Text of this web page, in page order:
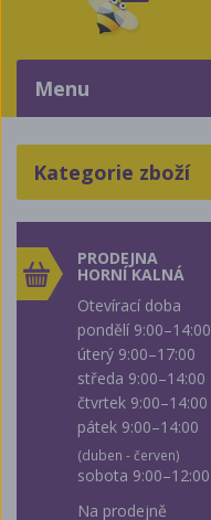
Menu
Kategorie zboží
PRODEJNA
HORNÍ KALNÁ
Otevírací doba
pondělí 9:00–14:00
úterý 9:00–17:00
středa 9:00–14:00
čtvrtek 9:00–14:00
pátek 9:00–14:00
(duben - červen)
sobota 9:00–12:00
Na prodejně